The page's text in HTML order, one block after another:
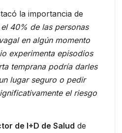
la importancia de
el 40% de las personas
en algún momento
experimenta episodios
temprana podría darles
lugar seguro o pedir
el riesgo
de I+D de Salud de